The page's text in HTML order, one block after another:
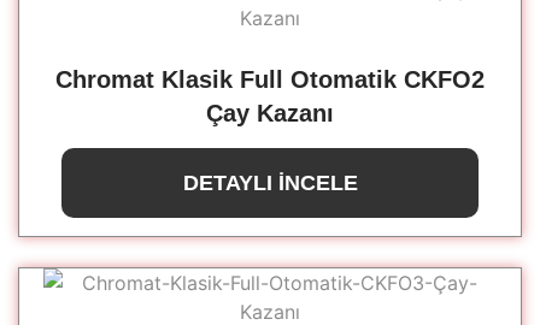
Chromat Klasik Full Otomatik CKFO2
Çay Kazanı
DETAYLI İNCELE